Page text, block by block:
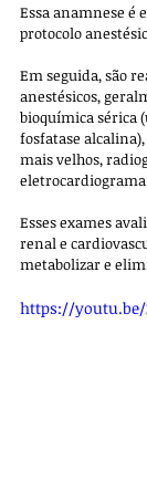
Essa anamnese é
protocolo
Em seguida, são
anestésicos,
bioquímica sérica
fosfatase
mais velhos,
Esses exames
renal e
metabolizar e
https://youtu.be/